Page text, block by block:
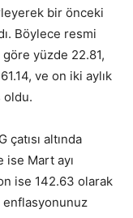
bir önceki
Böylece resmi
göre yüzde 22.81,
ve on iki aylık
oldu.
altında
ise Mart ayı
ise 142.63 olarak
enflasyonunuz